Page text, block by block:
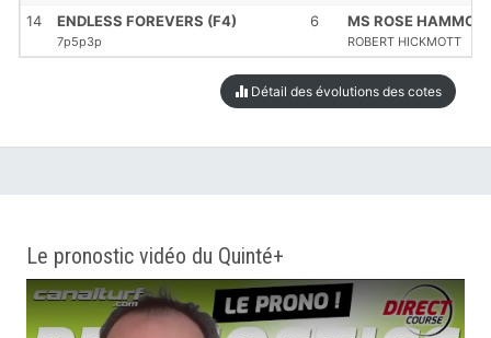
14 ENDLESS FOREVERS (F4)
7p5p3p
6 MS ROSE
ROBERT HICKMOTT
Détail des évolutions des cotes
Le pronostic vidéo du Quinté+